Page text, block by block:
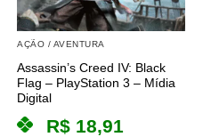
AÇÃO / AVENTURA
Assassin’s Creed IV: Black
Flag – PlayStation 3 – Mídia
Digital
R$ 18,91